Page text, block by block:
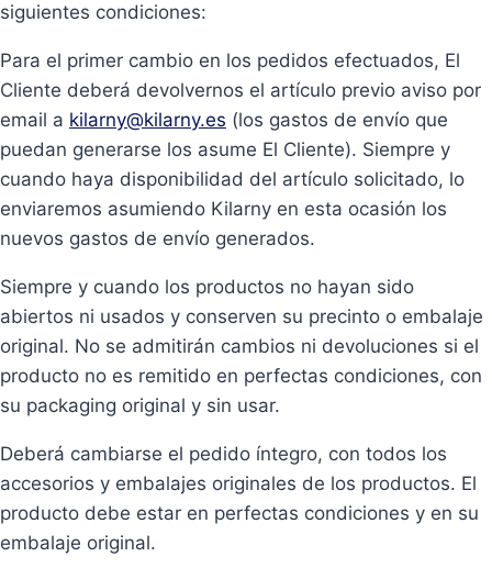
siguientes condiciones:
Para el primer cambio en los pedidos efectuados, El
Cliente deberá devolvernos el artículo previo aviso por
email a kilarny@kilarny.es (los gastos de envío que
puedan generarse los asume El Cliente). Siempre y
cuando haya disponibilidad del artículo solicitado, lo
enviaremos asumiendo Kilarny en esta ocasión los
nuevos gastos de envío generados.
Siempre y cuando los productos no hayan sido
abiertos ni usados y conserven su precinto o embalaje
original. No se admitirán cambios ni devoluciones si el
producto no es remitido en perfectas condiciones, con
su packaging original y sin usar.
Deberá cambiarse el pedido íntegro, con todos los
accesorios y embalajes originales de los productos. El
producto debe estar en perfectas condiciones y en su
embalaje original.